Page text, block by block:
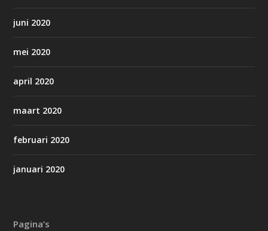
juni 2020
mei 2020
april 2020
maart 2020
februari 2020
januari 2020
Pagina’s